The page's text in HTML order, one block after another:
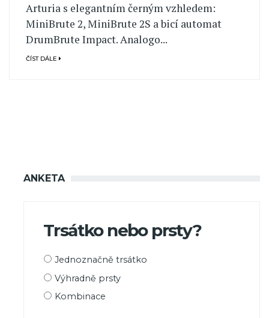
Arturia s elegantním černým vzhledem:
MiniBrute 2, MiniBrute 2S a bicí automat
DrumBrute Impact. Analogo...
ČÍST DÁLE
ANKETA
Trsátko nebo prsty?
Možnosti
Jednoznačně trsátko
Výhradně prsty
Kombinace